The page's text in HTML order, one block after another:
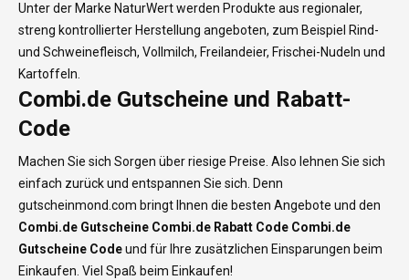
Unter der Marke NaturWert werden Produkte aus regionaler,
streng kontrollierter Herstellung angeboten, zum Beispiel Rind-
und Schweinefleisch, Vollmilch, Freilandeier, Frischei-Nudeln und
Kartoffeln.
Combi.de Gutscheine und Rabatt-
Code
Machen Sie sich Sorgen über riesige Preise. Also lehnen Sie sich
einfach zurück und entspannen Sie sich. Denn
gutscheinmond.com bringt Ihnen die besten Angebote und den
Combi.de Gutscheine Combi.de Rabatt Code Combi.de
Gutscheine Codeund für Ihre zusätzlichen Einsparungen beim
Einkaufen. Viel Spaß beim Einkaufen!